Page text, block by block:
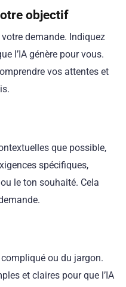
objectif
demande. Indiquez
l’IA génère pour vous.
vos attentes et
que possible,
spécifiques,
le ton souhaité. Cela
ou du jargon.
et claires pour que l’IA